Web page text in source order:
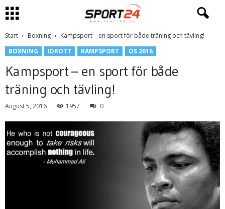
Start Boxning
Kampsport – en sport för både träning och tävling!
BOXNING
IDROTT KAMPSPORT OS 2016
Kampsport – en sport för både
träning och tävling!
August 5, 2016 1957 0